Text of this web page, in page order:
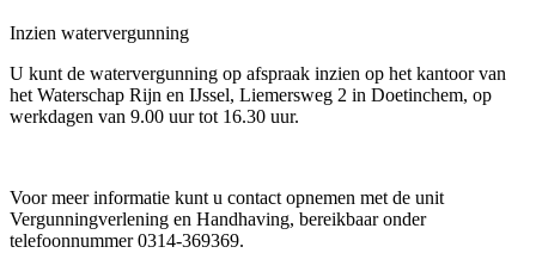
Inzien watervergunning
U kunt de watervergunning op afspraak inzien op het kantoor van
het Waterschap Rijn en IJssel, Liemersweg 2 in Doetinchem, op
werkdagen van 9.00 uur tot 16.30 uur.
Voor meer informatie kunt u contact opnemen met de unit
Vergunningverlening en Handhaving, bereikbaar onder
telefoonnummer 0314-369369.